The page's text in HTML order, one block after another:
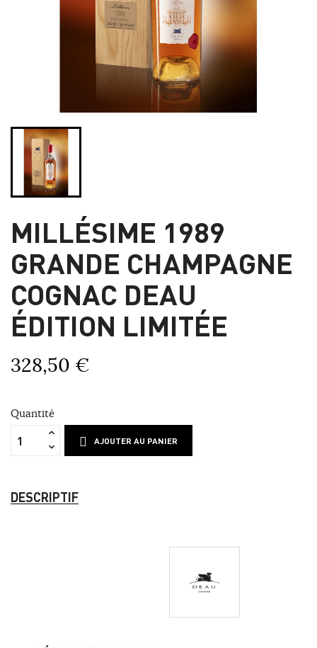
MILLÉSIME 1989
GRANDE CHAMPAGNE
COGNAC DEAU
ÉDITION LIMITÉE
328,50 €
Quantité
AJOUTER AU PANIER
DESCRIPTIF